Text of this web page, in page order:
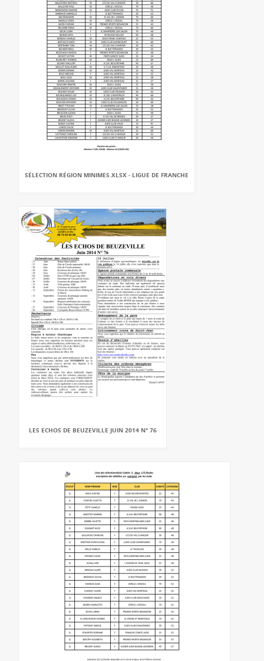
SÉLECTION RÉGION MINIMES.XLSX - LIGUE DE FRANCHE
LES ECHOS DE BEUZEVILLE JUIN 2014 N° 76